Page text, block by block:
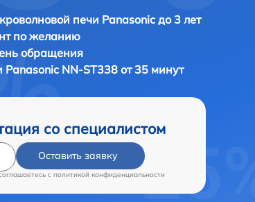
печи Panasonic до 3 лет
по желанию
обращения
Panasonic NN-ST338 от 35 минут
со специалистом
Оставить заявку
c политикой конфиденциальности